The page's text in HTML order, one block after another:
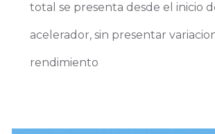
total se presenta desde el inicio
acelerador, sin presentar
rendimiento